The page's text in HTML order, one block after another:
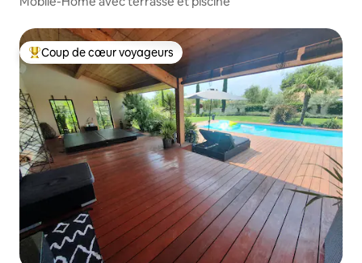
Coups de cœur voyageurs les plus appréciés
Coup de cœur voyageurs